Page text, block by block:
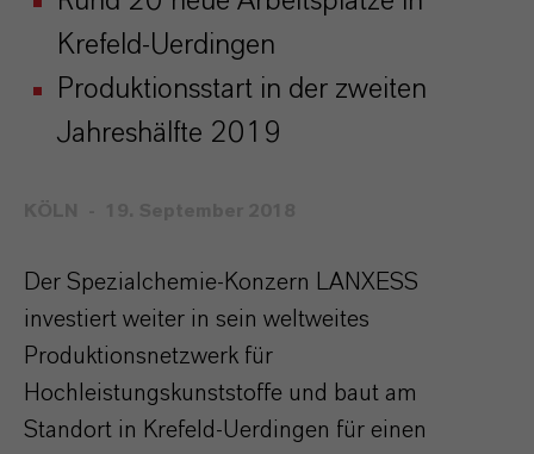
Krefeld-Uerdingen
Produktionsstart in der zweiten
Jahreshälfte 2019
Der Spezialchemie-Konzern LANXESS
investiert weiter in sein weltweites
Produktionsnetzwerk für
Hochleistungskunststoffe und baut am
Standort in Krefeld-Uerdingen für einen